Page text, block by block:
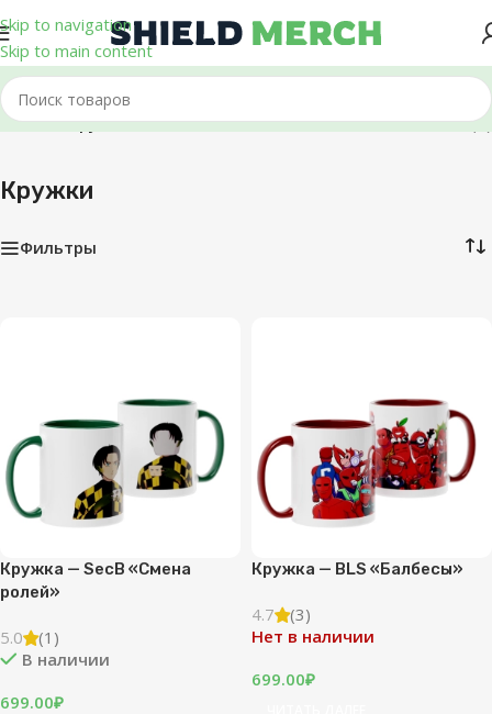
Skip to navigation
Skip to main content
Главная/Кружки Показаны все (5)
Кружки
Фильтры
Кружка — SecB «Смена
ролей»
5.0
(1)
В наличии
699.00₽
Кружка — BLS «Балбесы»
4.7
(3)
Нет в наличии
699.00₽